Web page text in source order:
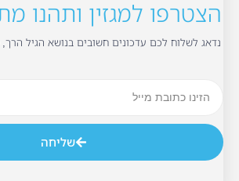
הצטרפו למגזין ותהנו
נדאג לשלוח לכם עדכונים חשובים בנושא הגיל הרך,
שליחה